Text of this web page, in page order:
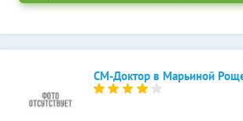
СМ-Доктор в Марьиной